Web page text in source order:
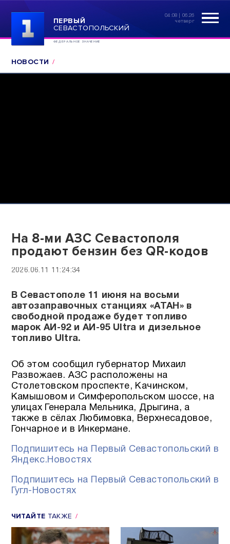
ПЕРВЫЙ
СЕВАСТОПОЛЬСКИЙ
ФЕДЕРАЛЬНОЕ ЗНАЧЕНИЕ
04:08 | 06.26
четверг
НОВОСТИ
На 8-ми АЗС Севастополя
продают бензин без QR-кодов
2026.06.11 11:24:34
В Севастополе 11 июня на восьми
автозаправочных станциях «АТАН» в
свободной продаже будет топливо
марок АИ-92 и АИ-95 Ultra и дизельное
топливо Ultra.
Об этом сообщил губернатор Михаил
Развожаев. АЗС расположены на
Столетовском проспекте, Качинском,
Камышовом и Симферопольском шоссе, на
улицах Генерала Мельника, Дрыгина, а
также в сёлах Любимовка, Верхнесадовое,
Гончарное и в Инкермане.
Подпишитесь на Первый Севастопольский в
Яндекс.Новостях
Подпишитесь на Первый Севастопольский в
Гугл-Новостях
ЧИТАЙТЕ ТАКЖЕ